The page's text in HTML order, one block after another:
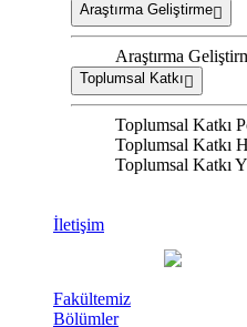
Araştırma Geliştirme
Araştırma
Toplumsal Katkı
Toplumsal Katkı
Toplumsal Katkı
Toplumsal Katkı
İletişim
Fakültemiz
Bölümler